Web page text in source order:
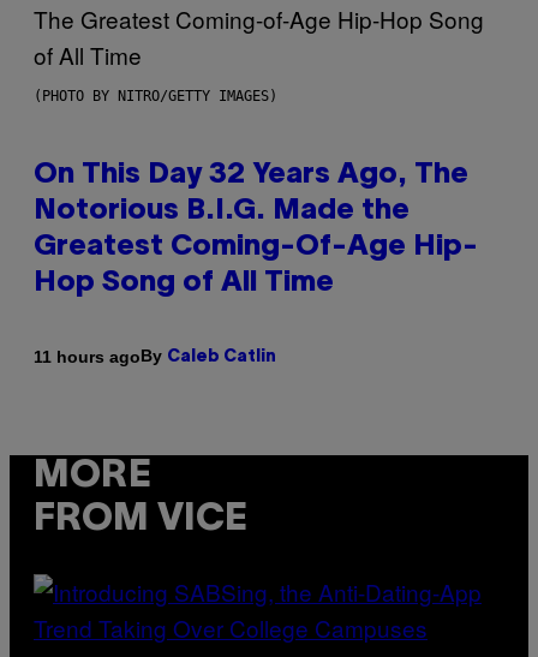
(PHOTO BY NITRO/GETTY IMAGES)
On This Day 32 Years Ago, The
Notorious B.I.G. Made the
Greatest Coming-Of-Age Hip-
Hop Song of All Time
11 hours agoBy Caleb Catlin
MORE
FROM VICE